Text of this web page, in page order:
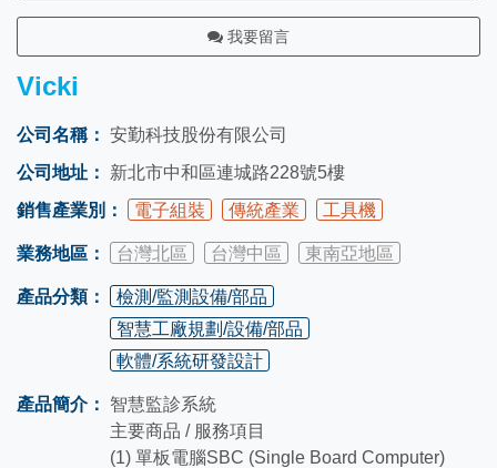
我要留言
Vicki
公司名稱： 安勤科技股份有限公司
公司地址：
新北市中和區連城路228號5樓
銷售產業別：
電子組裝 傳統產業 工具機
業務地區： 台灣北區 台灣中區 東南亞地區
產品分類：
檢測/監測設備/部品
智慧工廠規劃/設備/部品
軟體/系統研發設計
產品簡介：
智慧監診系統
主要商品 / 服務項目
(1) 單板電腦SBC (Single Board Computer)